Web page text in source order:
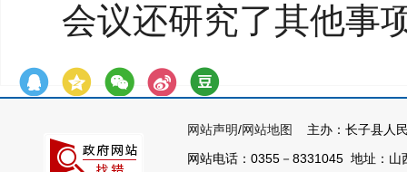
会议还研究了其他事
网站声明/网站地图
主办：长子县人
网站电话：0355－8331045 地址：